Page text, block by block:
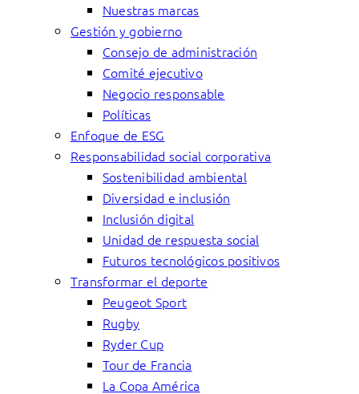
Nuestras marcas
Gestión y gobierno
Consejo de administración
Comité ejecutivo
Negocio responsable
Políticas
Enfoque de ESG
Responsabilidad social corporativa
Sostenibilidad ambiental
Diversidad e inclusión
Inclusión digital
Unidad de respuesta social
Futuros tecnológicos positivos
Transformar el deporte
Peugeot Sport
Rugby
Ryder Cup
Tour de Francia
La Copa América